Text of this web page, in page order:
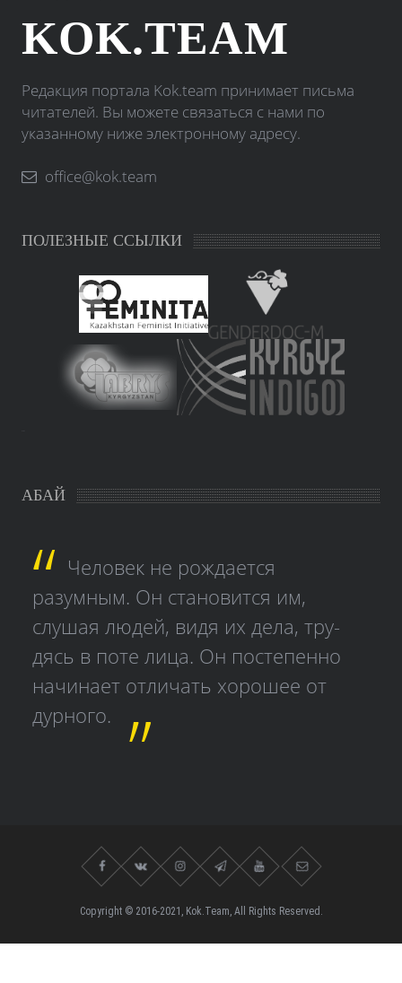
KOK.TEAM
Редакция портала Kok.team принимает письма
читателей. Вы можете связаться с нами по
указанному ниже электронному адресу.
office@kok.team
ПОЛЕЗНЫЕ ССЫЛКИ
АБАЙ
Человек не рождается
разумным. Он становится им,
слушая людей, видя их дела, тру­
дясь в поте лица. Он постепенно
начинает отличать хорошее от
дурного.
Copyright © 2016-2021, Kok.Team, All Rights Reserved.